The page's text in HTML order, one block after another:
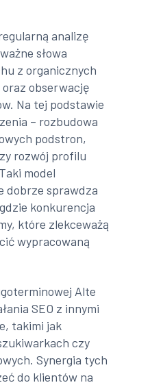
analizę
słowa
z organicznych
obserwację
Na tej podstawie
– rozbudowa
podstron,
rozwój profilu
model
dobrze sprawdza
konkurencja
które zlekceważą
wypracowaną
Alte
SEO z innymi
takimi jak
czy
Synergia tych
do klientów na